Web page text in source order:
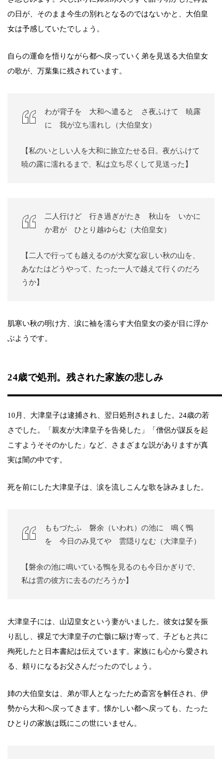
の日が、そのまま今生の別れとなるのではないかと、大伯皇
女は予感していたでしょう。
自らの運命を悟りながら都へ戻っていく弟を見送る大伯皇女
の歌が、万葉集に残されています。
わが背子を 大和へ遣ると さ夜ふけて 暁露
に 我が立ち濡れし（大伯皇女）
【私のいとしい人を大和に旅立たせる日。夜がふけて
暁の露に濡れるまで、私は立ち尽くして見送った】
二人行けど 行き過ぎがたき 秋山を いかに
か君が ひとり越ゆらむ（大伯皇女）
【二人で行っても越えるのが大変な寂しい秋の山を、
あなたはどうやって、たった一人で越えて行くのだろ
うか】
肌寒い秋の明け方、涙に袖を濡らす大伯皇女の姿が目に浮か
ぶようです。
24歳で処刑。残された家族の悲しみ
10月、大津皇子は逮捕され、翌日処刑されました。24歳の若
さでした。「親友が大津皇子を告発した」「僧侶が謀反を起
こすようそそのかした」など、さまざまな説がありますが真
実は闇の中です。
死を前にした大津皇子は、涙を流しこんな歌を詠みました。
ももづたふ 磐余（いわれ）の池に 鳴く鴨
を 今日のみ見てや 雲隠りなむ（大津皇子）
【磐余の池に鳴いている鴨を見るのも今日かぎりで、
私は雲の彼方に去るのだろうか】
大津皇子には、山辺皇女という妻がいました。彼女は髪を振
り乱し、裸足で大津皇子の亡骸に駆け寄って、子どもと共に
殉死したと日本書紀は伝えています。家族にも心から愛され
る、頼りになるお父さんだったのでしょう。
姉の大伯皇女は、弟が罪人となったため斎宮を解任され、伊
勢から大和へ戻ってきます。懐かしい都へ戻っても、たった
ひとりの家族は既にこの世にいません。